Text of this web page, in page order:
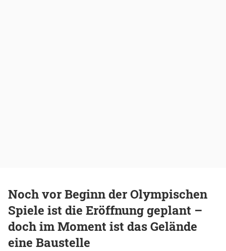
Noch vor Beginn der Olympischen
Spiele ist die Eröffnung geplant –
doch im Moment ist das Gelände
eine Baustelle